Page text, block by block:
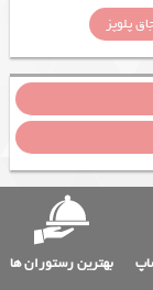
پلوپز
بهترین رستوران ها